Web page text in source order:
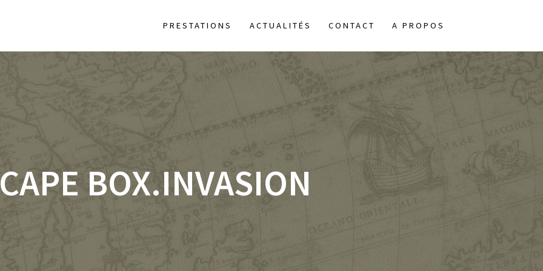
PRESTATIONS ACTUALITÉS CONTACT A PROPOS
BOX.INVASION